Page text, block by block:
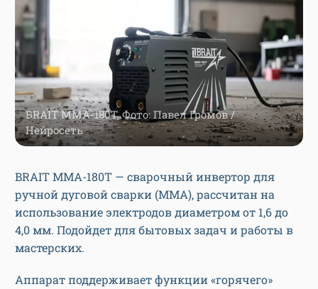
BRAIT MMA-180T. Фото: Павел Громов /
Нейросеть
BRAIT MMA-180T — сварочный инвертор для
ручной дуговой сварки (MMA), рассчитан на
использование электродов диаметром от 1,6 до
4,0 мм. Подойдет для бытовых задач и работы в
мастерских.
Аппарат поддерживает функции «горячего»